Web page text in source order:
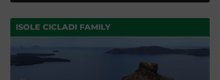
ISOLE CICLADI FAMILY